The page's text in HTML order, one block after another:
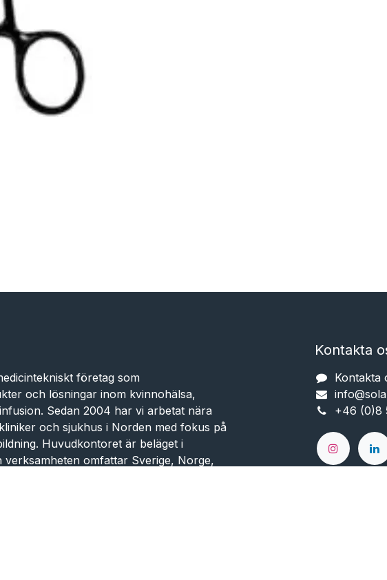
företag som
och lösningar inom kvinnohälsa,
Sedan 2004 har vi arbetat nära
och sjukhus i Norden med fokus på
Huvudkontoret är beläget i
verksamheten omfattar Sverige, Norge,
Kontakta
Kontakta
+46 (0)8